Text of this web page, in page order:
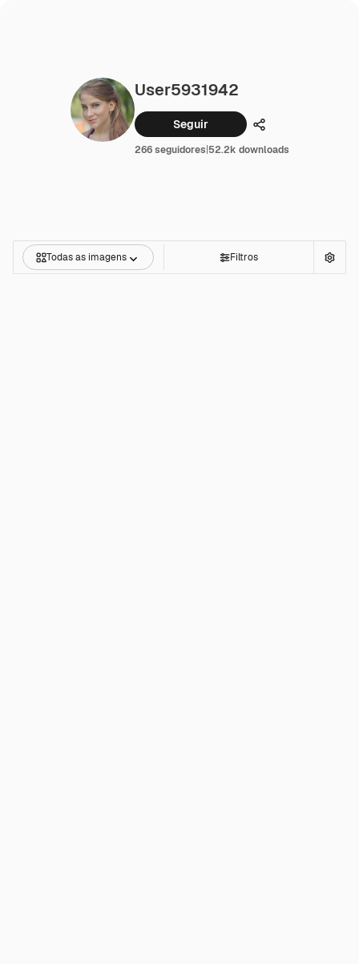
User5931942
Seguir Compartilhar
266 seguidores|52.2k downloads
Todas as imagens Filtros